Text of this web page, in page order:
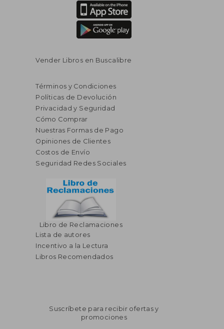
40%
dcto.
$ 40.89
Vender Libros en Buscalibre
Términos y Condiciones
Políticas de Devolución
Privacidad y Seguridad
Cómo Comprar
Nuestras Formas de Pago
Opiniones de Clientes
Costos de Envío
Seguridad Redes Sociales
Libro de Reclamaciones
Lista de autores
Incentivo a la Lectura
Libros Recomendados
Suscríbete para recibir ofertas y
promociones